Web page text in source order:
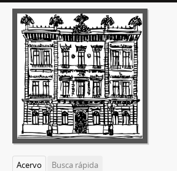
Acervo
Busca rápida